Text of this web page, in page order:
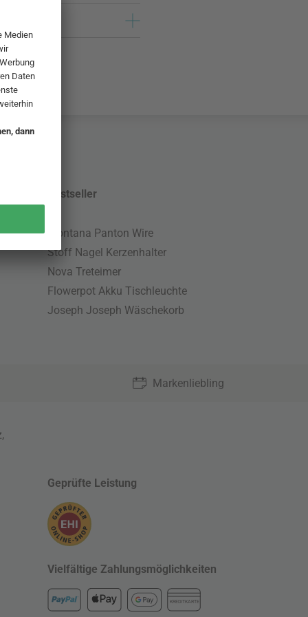
Bestseller
Montana Panton Wire
Stoff Nagel Kerzenhalter
Nova Treteimer
Flowerpot Akku Tischleuchte
Joseph Joseph Wäschekorb
Markenliebling
,
Geprüfte Leistung
Vielfältige Zahlungsmöglichkeiten
KREDITKARTE